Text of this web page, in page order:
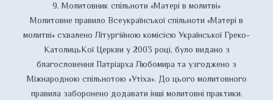
9. Молитовник спільноти «Матері в молитві»
Молитовне правило Всеукраїнської спільноти «Матері в
молитві» схвалено Літургійною комісією Української Греко-
КатолицьКої Церкви у 2003 році, було видано з
благословення Патріарха Любомира та узгоджено з
Міжнародною спільнотою «Утіха». До цього молитовного
правила заборонено додавати інші молитовні практики.